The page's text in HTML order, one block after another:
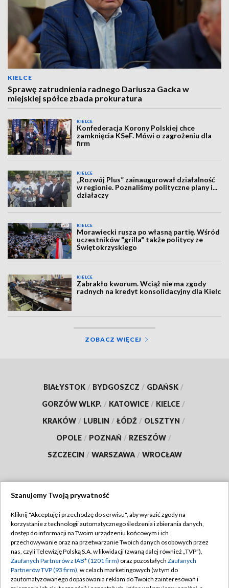
KIELCE
Sprawę zatrudnienia radnego Dariusza Gacka w
miejskiej spółce zbada prokuratura
KIELCE
Konfederacja Korony Polskiej chce
zamknięcia KSeF. Mówi o zagrożeniu dla
firm
KIELCE
„Rozwój Plus” zainaugurował działalność
w regionie. Poznaliśmy polityczne plany i...
działaczy
KIELCE
Morawiecki rusza po własną partię. Wśród
uczestników "grilla" także politycy ze
Świętokrzyskiego
KIELCE
Zabrakło kworum. Wciąż nie ma zgody
radnych na kredyt konsolidacyjny dla Kielc
ZOBACZ WIĘCEJ
BIAŁYSTOK / BYDGOSZCZ / GDAŃSK /
GORZÓW WLKP. / KATOWICE / KIELCE /
KRAKÓW / LUBLIN / ŁÓDŹ / OLSZTYN /
OPOLE / POZNAŃ / RZESZÓW /
SZCZECIN / WARSZAWA / WROCŁAW
TVP
Abonament TVP
Emisja w TVP
Centrum informacji TVP
Regulamin TVP
Polityka prywatności
Moje zgody
Szanujemy Twoją prywatność
Kliknij "Akceptuję i przechodzę do serwisu", aby wyrazić zgody na
korzystanie z technologii automatycznego śledzenia i zbierania danych,
dostęp do informacji na Twoim urządzeniu końcowym i ich
przechowywanie oraz na przetwarzanie Twoich danych osobowych przez
nas, czyli Telewizję Polską S.A. w likwidacji (zwaną dalej również „TVP”),
Zaufanych Partnerów z IAB* (1201 firm) oraz pozostałych Zaufanych
Partnerów TVP (93 firm), w celach marketingowych (w tym do
zautomatyzowanego dopasowania reklam do Twoich zainteresowań i